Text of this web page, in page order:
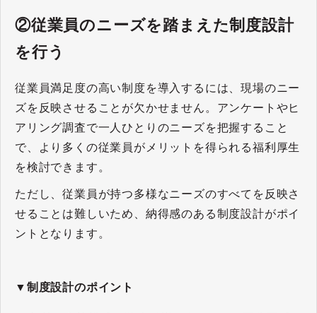
②従業員のニーズを踏まえた制度設計
を行う
従業員満足度の高い制度を導入するには、現場のニー
ズを反映させることが欠かせません。アンケートやヒ
アリング調査で一人ひとりのニーズを把握すること
で、より多くの従業員がメリットを得られる福利厚生
を検討できます。
ただし、従業員が持つ多様なニーズのすべてを反映さ
せることは難しいため、納得感のある制度設計がポイ
ントとなります。
▼制度設計のポイント